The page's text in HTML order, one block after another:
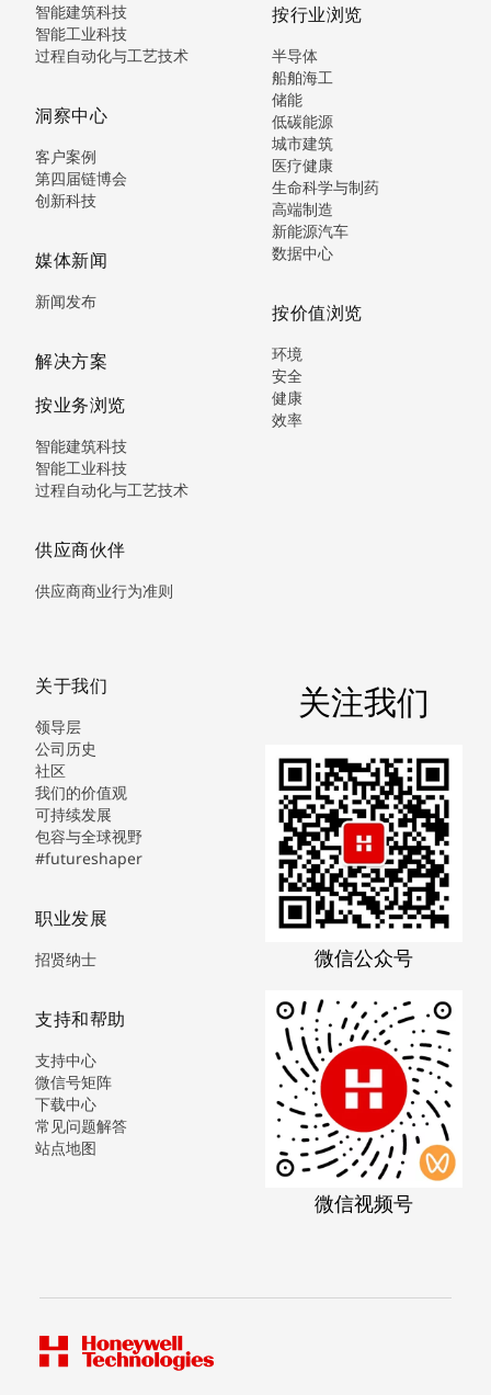
智能建筑科技
智能工业科技
过程自动化与工艺技术
洞察中心
客户案例
第四届链博会
创新科技
媒体新闻
新闻发布
解决方案
按业务浏览
智能建筑科技
智能工业科技
过程自动化与工艺技术
供应商伙伴
供应商商业行为准则
按行业浏览
半导体
船舶海工
储能
低碳能源
城市建筑
医疗健康
生命科学与制药
高端制造
新能源汽车
数据中心
按价值浏览
环境
安全
健康
效率
关于我们
领导层
公司历史
社区
我们的价值观
可持续发展
包容与全球视野
#futureshaper
职业发展
招贤纳士
支持和帮助
支持中心
微信号矩阵
下载中心
常见问题解答
站点地图
关注我们
微信公众号
微信视频号